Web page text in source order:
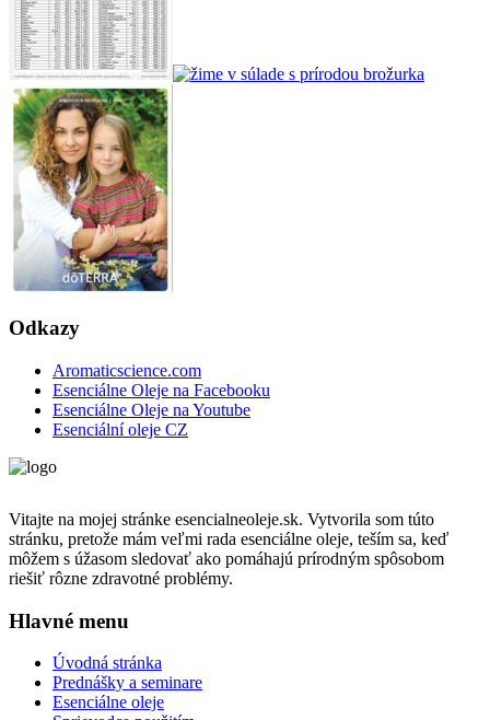
Odkazy
Aromaticscience.com
Esenciálne Oleje na Facebooku
Esenciálne Oleje na Youtube
Esenciální oleje CZ
Vitajte na mojej stránke esencialneoleje.sk. Vytvorila som túto
stránku, pretože mám veľmi rada esenciálne oleje, teším sa, keď
môžem s úžasom sledovať ako pomáhajú prírodným spôsobom
riešiť rôzne zdravotné problémy.
Hlavné menu
Úvodná stránka
Prednášky a seminare
Esenciálne oleje